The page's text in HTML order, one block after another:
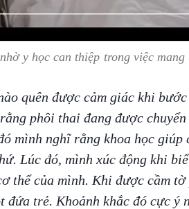
y học can thiệp trong việc
quên được cảm giác khi
phôi thai đang được
mình nghĩ rằng khoa học
Lúc đó, mình xúc động khi
thể của mình. Khi được cầm tờ
đứa trẻ. Khoảnh khắc đó cực ý